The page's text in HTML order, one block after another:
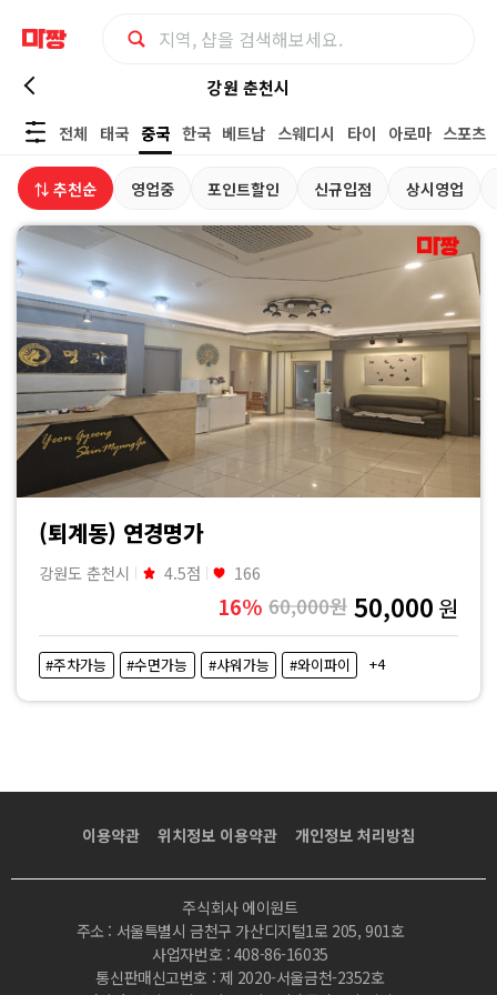
강
원
춘
천
시
중
국
마
마
강원 춘천시
전체
태국 중국 한국 베트남 스웨디시 타이 아로마 스포츠
⇅ 추천순 영업중 포인트할인 신규입점 상시영업
(퇴계동) 연경명가
강원도 춘천시 4.5점 166
16% 60,000원 50,000 원
#주차가능 #수면가능 #샤워가능 #와이파이 +4
이용약관 위치정보 이용약관 개인정보 처리방침
주식회사 에이원트
주소 : 서울특별시 금천구 가산디지털1로 205, 901호
사업자번호 : 408-86-16035
통신판매신고번호 : 제 2020-서울금천-2352호